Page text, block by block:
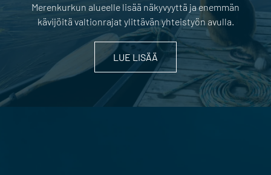
Merenkurkun alueelle lisää näkyvyyttä ja enemmän
kävijöitä valtionrajat ylittävän yhteistyön avulla.
LUE LISÄÄ